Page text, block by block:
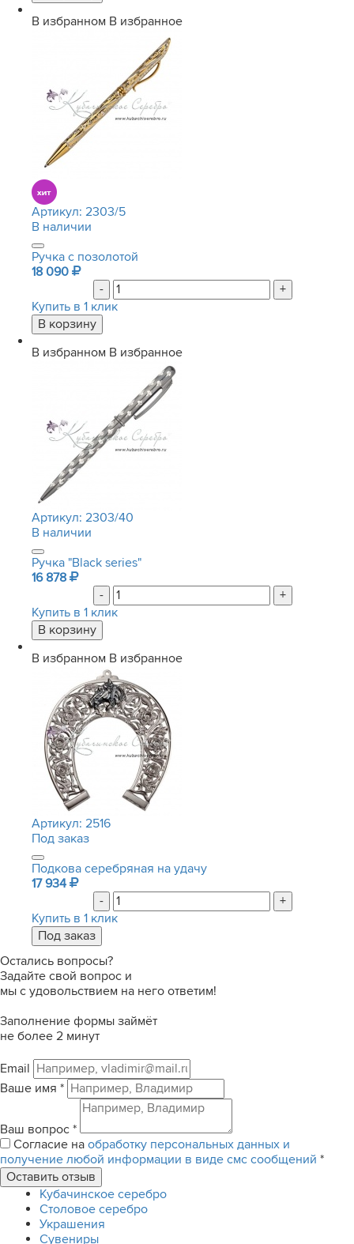
В избранном В избранное
Артикул: 2303/5
В наличии
Ручка с позолотой
18 090
-
+
Купить в 1 клик
В избранном В избранное
Артикул: 2303/40
В наличии
Ручка "Black series"
16 878
-
+
Купить в 1 клик
В избранном В избранное
Артикул: 2516
Под заказ
Подкова серебряная на удачу
17 934
-
+
Купить в 1 клик
Остались вопросы?
Задайте свой вопрос и
мы с удовольствием на него ответим!
Заполнение формы займёт
не более 2 минут
Email
Ваше имя *
Ваш вопрос *
Согласие на обработку персональных данных и
получение любой информации в виде смс сообщений *
Кубачинское серебро
Столовое серебро
Украшения
Сувениры